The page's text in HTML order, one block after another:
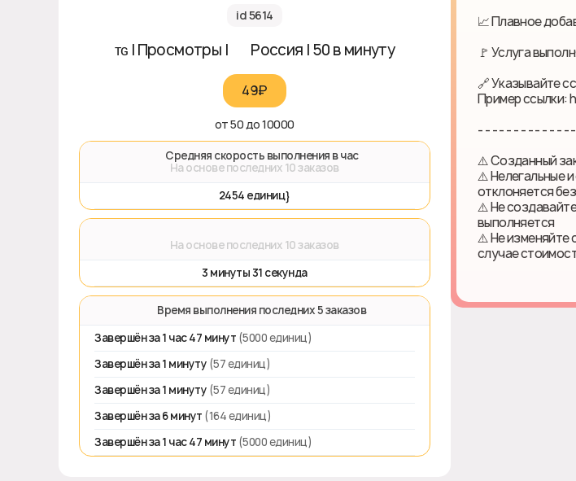
id 5614
ᴛɢ | Просмотры | 🇷🇺 Россия | 50 в минуту
49₽‎
от 50 до 10000
🚀 Средняя скорость выполнения в час
На основе последних 10 заказов
2454 единиц}
На основе последних 10 заказов
3 минуты 31 секунда
⏱️ Время выполнения последних 5 заказов
Завершён за 1 час 47 минут (5000 единиц)
Завершён за 1 минуту (57 единиц)
Завершён за 1 минуту (57 единиц)
Завершён за 6 минут (164 единиц)
Завершён за 1 час 47 минут (5000 единиц)
📈 Плавное
🚩 Услуга
🔗 Указывайте
Пример
- - - - - - - - - - - - -
⚠️ Созданный
⚠️ Нелегальные
отклоняется
⚠️ Не
выполняется
⚠️ Не изменяйте
случае